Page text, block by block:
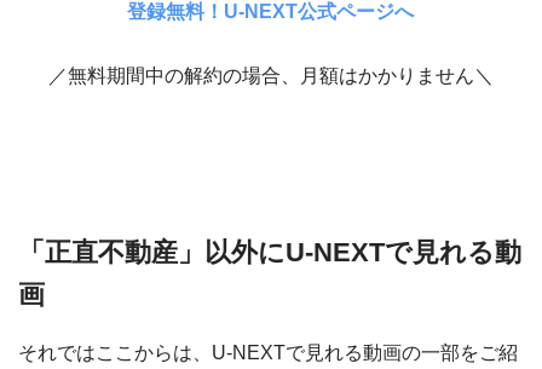
登録無料！U-NEXT公式ページへ
／無料期間中の解約の場合、月額はかかりません＼
「正直不動産」以外にU-NEXTで見れる動
画
それではここからは、U-NEXTで見れる動画の一部をご紹